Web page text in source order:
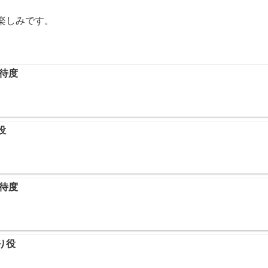
みです。
度
度
役